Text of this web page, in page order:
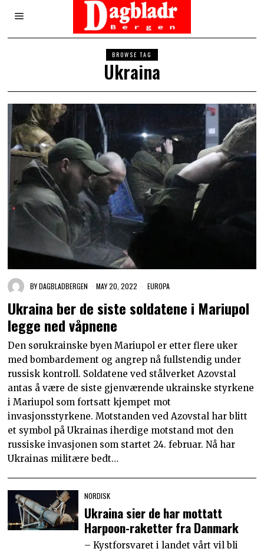
BROWSE TAG
Ukraina
BYDAGBLADBERGEN MAY 20, 2022 EUROPA
Ukraina ber de siste soldatene i Mariupol
legge ned våpnene
Den sørukrainske byen Mariupol er etter flere uker
med bombardement og angrep nå fullstendig under
russisk kontroll. Soldatene ved stålverket Azovstal
antas å være de siste gjenværende ukrainske styrkene
i Mariupol som fortsatt kjempet mot
invasjonsstyrkene. Motstanden ved Azovstal har blitt
et symbol på Ukrainas iherdige motstand mot den
russiske invasjonen som startet 24. februar. Nå har
Ukrainas militære bedt…
NORDISK
Ukraina sier de har mottatt
Harpoon-raketter fra Danmark
– Kystforsvaret i landet vårt vil bli